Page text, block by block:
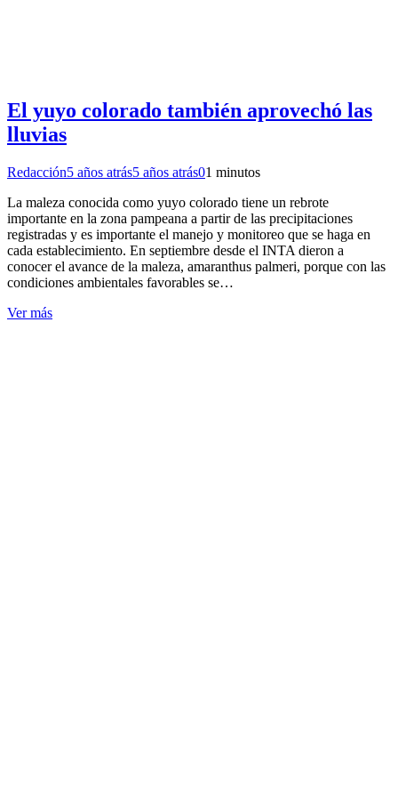
El yuyo colorado también aprovechó las
lluvias
Redacción5 años atrás5 años atrás01 minutos
La maleza conocida como yuyo colorado tiene un rebrote
importante en la zona pampeana a partir de las precipitaciones
registradas y es importante el manejo y monitoreo que se haga en
cada establecimiento. En septiembre desde el INTA dieron a
conocer el avance de la maleza, amaranthus palmeri, porque con las
condiciones ambientales favorables se…
Ver más